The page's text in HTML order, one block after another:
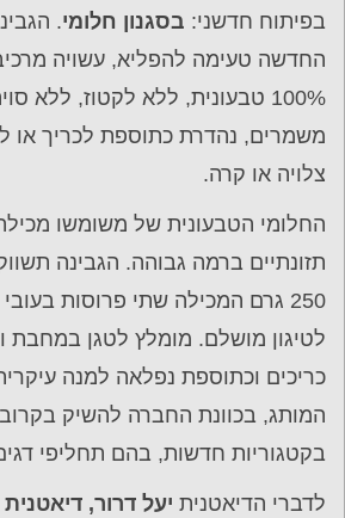
בפיתוח חדשני: בסגנון חלומי.
החדשה טעימה להפליא, עשויה
100% טבעונית, ללא לקטוז, ללא
משמרים, נהדרת כתוספת לכריך או
צלויה או קרה.
החלומי הטבעונית של משומשו
תזונתיים ברמה גבוהה. הגבינה
250 גרם המכילה שתי פרוסות
לטיגון מושלם. מומלץ לטגן במחבת
כריכים וכתוספת נפלאה למנה
המותג, בכוונת החברה להשיק
בקטגוריות חדשות, בהם תחליפי
לדברי הדיאטנית יעל דרור, דיאטנית